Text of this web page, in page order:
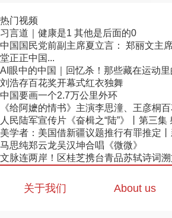
热门视频
习言道｜健康是1 其他是后面的0
中国国民党前副主席夏立言： 郑丽文主
堂正正中国...
AI眼中的中国｜回忆杀！那些藏在运动
刘浩存百花奖开幕式红衣独舞
中国要画一个2.7万公里外环
《给阿嬷的情书》主演李思潼、王彦桐
人民陆军宣传片《奋楫之“陆”》丨第三集
美学者：美国借新疆议题推行有罪推定
马思纯郑云龙吴汉坤合唱《微微》
文脉连两岸！区桂芝携台青品苏轼诗词
关于我们 About us